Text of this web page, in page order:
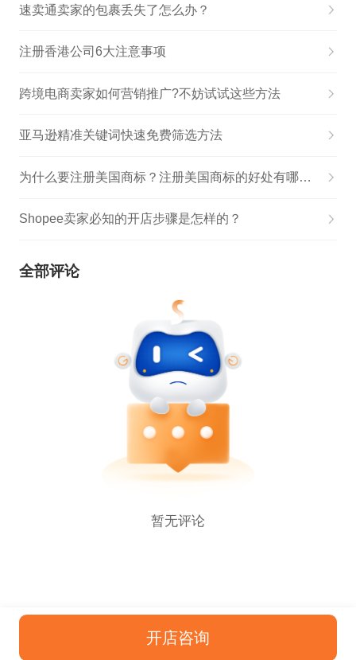
速卖通卖家的包裹丢失了怎么办？
注册香港公司6大注意事项
跨境电商卖家如何营销推广?不妨试试这些方法
亚马逊精准关键词快速免费筛选方法
为什么要注册美国商标？注册美国商标的好处有哪些？
Shopee卖家必知的开店步骤是怎样的？
全部评论
暂无评论
开店咨询